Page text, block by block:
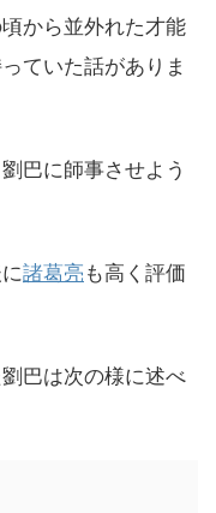
から並外れた才能
ていた話がありま
巴に師事させよう
諸葛亮 も高く評価
巴は次の様に述べ